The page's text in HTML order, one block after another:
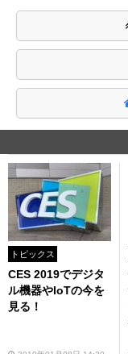
トピックス
CES 2019でデジタ
ル機器やIoTの今を
見る！